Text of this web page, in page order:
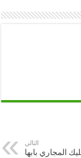
التالي
المجاري بابها